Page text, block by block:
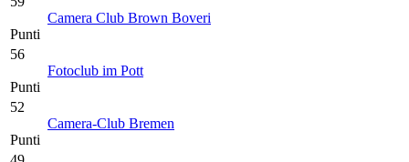
Punti
Camera Club Brown Boveri
56
Punti
Fotoclub im Pott
52
Punti
Camera-Club Bremen